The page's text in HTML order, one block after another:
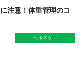
注意！体重管理のコ
ヘルスケア